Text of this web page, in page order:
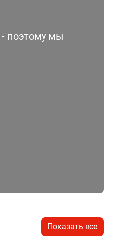
поэтому мы
Показать все